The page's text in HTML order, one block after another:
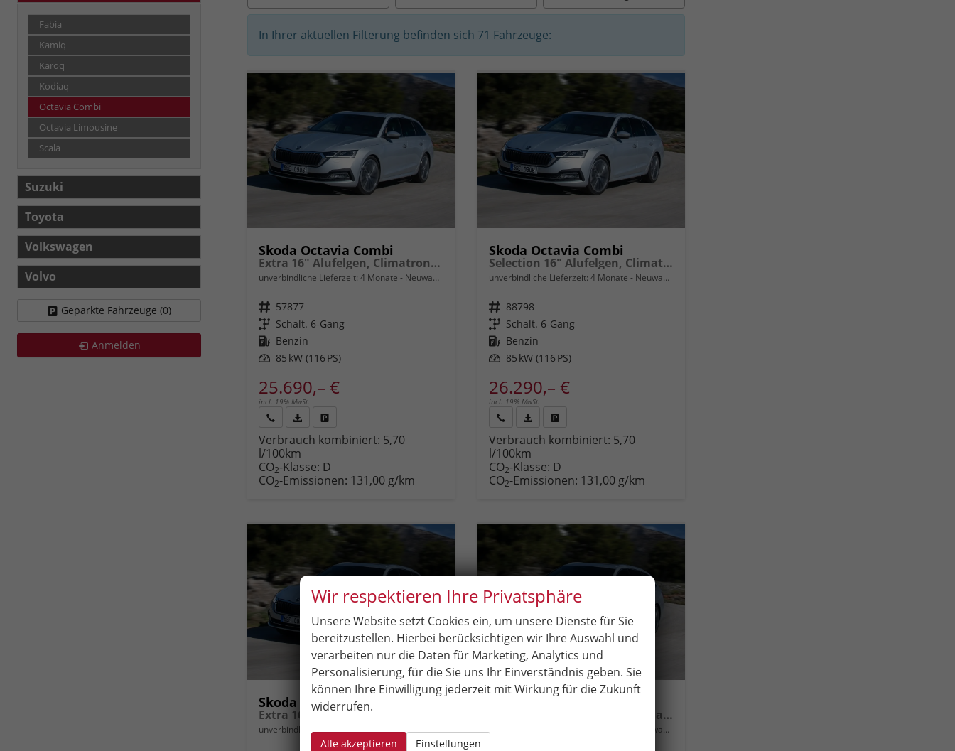
In Ihrer aktuellen Filterung befinden sich 71 Fahrzeuge:
Skoda Octavia Combi
Extra 16" Alufelgen, Climatronic, LED-Scheinwerfer, Parksensoren hinten, Radio 10" + Wireless Smartlink, Tempomat, Multifunktions-Lederlenkrad, Dachreling uvm.
unverbindliche Lieferzeit: 4 Monate Neuwagen
Fahrzeugnr. 57877
Getriebe Schalt. 6-Gang
Kraftstoff Benzin
Leistung 85 kW (116 PS)
25.690,– €
incl. 19% MwSt.
anfordernDatei,
Fahrzeugexposé
drucken
drucken,
oder
vergleichen
Verbrauch kombiniert: 5,70
l/100km
CO2-Klasse: D
CO2-Emissionen: 131,00 g/km
Skoda Octavia Combi
Selection 16" Alufelgen, Climatronic, LED-Scheinwerfer, Parksensoren hinten, Radio 10" + Wireless Smartlink, Tempomat, Multifunktions-Lederlenkrad, Dachreling uvm.
unverbindliche Lieferzeit: 4 Monate Neuwagen
Fahrzeugnr. 88798
Getriebe Schalt. 6-Gang
Kraftstoff Benzin
Leistung 85 kW (116 PS)
26.290,– €
incl. 19% MwSt.
anfordernDatei,
Fahrzeugexposé
drucken
drucken,
oder
vergleichen
Verbrauch kombiniert: 5,70
l/100km
CO2-Klasse: D
CO2-Emissionen: 131,00 g/km
Skoda Octavia Combi
unverbindliche Lieferzeit:4 Monate Neuwagen
Skoda Octavia Combi
Extra Plus 16" Alufelgen, Climatronic, LED-Scheinwerfer, Parksensoren hinten, Radio 10" + Wireless Smartlink, Tempomat, Multifunktions-Lederlenkrad, Dachreling uvm.
unverbindliche Lieferzeit: Neuwagen
Fabia
Kamiq
Karoq
Kodiaq
Octavia Combi
Octavia Limousine
Scala
Suzuki
Toyota
Volkswagen
Volvo
Geparkte Fahrzeuge (0)
Anmelden
Wir respektieren Ihre Privatsphäre
Unsere Website setzt Cookies ein, um unsere Dienste für Sie
bereitzustellen. Hierbei berücksichtigen wir Ihre Auswahl und
verarbeiten nur die Daten für Marketing, Analytics und
Personalisierung, für die Sie uns Ihr Einverständnis geben. Sie
können Ihre Einwilligung jederzeit mit Wirkung für die Zukunft
widerrufen.
Alle akzeptieren Einstellungen